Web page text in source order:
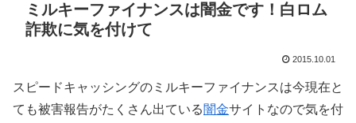
ミルキーファイナンスは闇金です！白ロム
詐欺に気を付けて
2015.10.01
スピードキャッシングのミルキーファイナンスは今現在と
ても被害報告がたくさん出ている闇金サイトなので気を付